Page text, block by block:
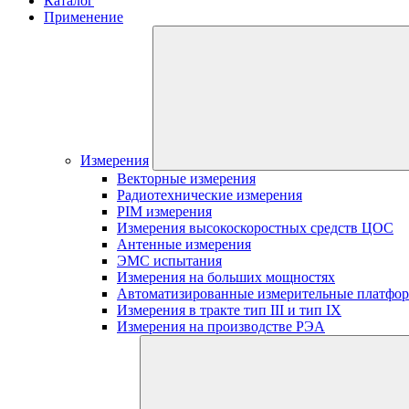
Применение
Измерения
Векторные измерения
Радиотехнические измерения
PIM измерения
Измерения высокоскоростных средств ЦОС
Антенные измерения
ЭМС испытания
Измерения на больших мощностях
Автоматизированные измерительные
Измерения в тракте тип III и тип IX
Измерения на производстве РЭА